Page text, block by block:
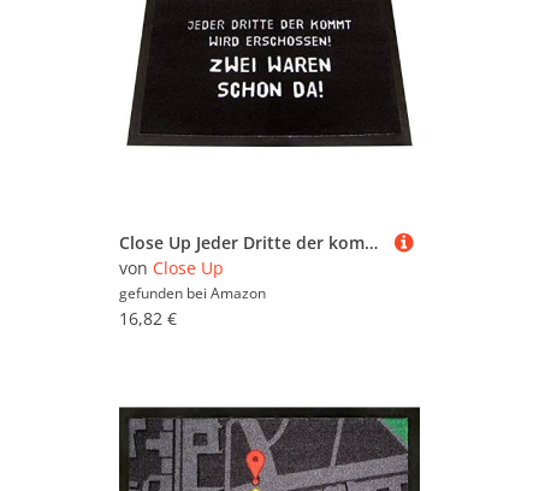
Close Up Jeder Dritte der kommt Wird erschossen - Fußmatte
von Close Up
gefunden bei Amazon
16,82 €